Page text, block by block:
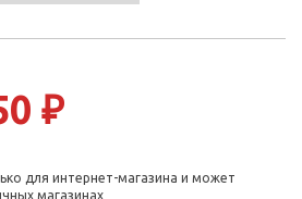
₽
для интернет-магазина и может
магазинах